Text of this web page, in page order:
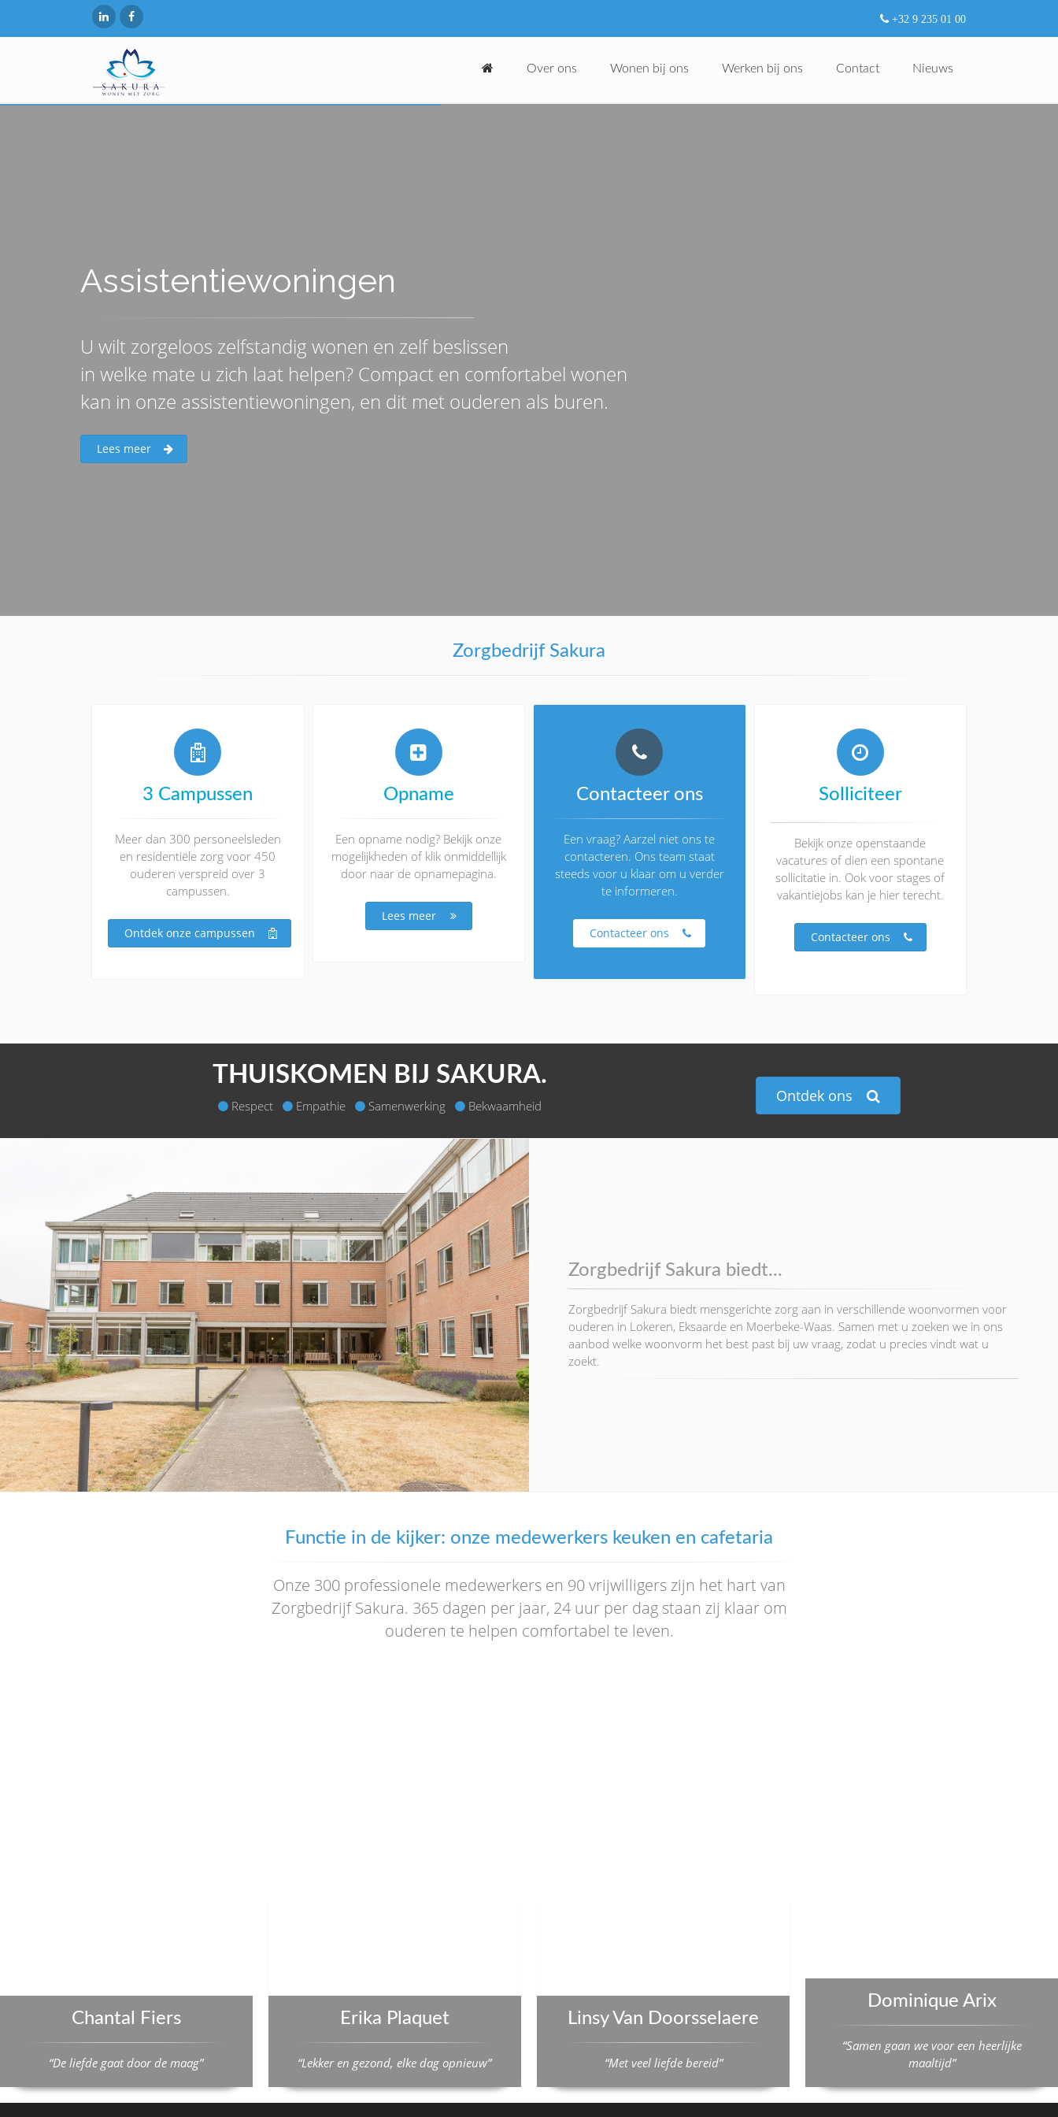
+32 9 235 01 00
Over ons Wonen bij ons Werken bij ons Contact Nieuws
Assistentiewoningen
U wilt zorgeloos zelfstandig wonen en zelf beslissen
in welke mate u zich laat helpen? Compact en comfortabel wonen
kan in onze assistentiewoningen, en dit met ouderen als buren.
Lees meer
Zorgbedrijf Sakura
3 Campussen
Meer dan 300 personeelsleden
en residentiële zorg voor 450
ouderen verspreid over 3
campussen.
Ontdek onze campussen
Opname
Een opname nodig? Bekijk onze
mogelijkheden of klik onmiddellijk
door naar de opnamepagina.
Lees meer
Contacteer ons
Een vraag? Aarzel niet ons te
contacteren. Ons team staat
steeds voor u klaar om u verder
te informeren.
Contacteer ons
Solliciteer
Bekijk onze openstaande
vacatures of dien een spontane
sollicitatie in. Ook voor stages of
vakantiejobs kan je hier terecht.
Contacteer ons
THUISKOMEN BIJ SAKURA.
Respect Empathie Samenwerking Bekwaamheid
Ontdek ons
Zorgbedrijf Sakura biedt...
Zorgbedrijf Sakura biedt mensgerichte zorg aan in verschillende woonvormen voor
ouderen in Lokeren, Eksaarde en Moerbeke-Waas. Samen met u zoeken we in ons
aanbod welke woonvorm het best past bij uw vraag, zodat u precies vindt wat u
zoekt.
Functie in de kijker: onze medewerkers keuken en cafetaria
Onze 300 professionele medewerkers en 90 vrijwilligers zijn het hart van
Zorgbedrijf Sakura. 365 dagen per jaar, 24 uur per dag staan zij klaar om
ouderen te helpen comfortabel te leven.
Chantal Fiers
“De liefde gaat door de maag”
Erika Plaquet
“Lekker en gezond, elke dag opnieuw”
Linsy Van Doorsselaere
“Met veel liefde bereid”
Dominique Arix
“Samen gaan we voor een heerlijke
maaltijd”